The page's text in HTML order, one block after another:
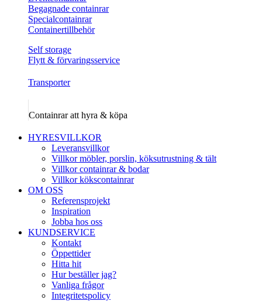
Begagnade containrar
Specialcontainrar
Containertillbehör
Self storage
Flytt & förvaringsservice
Transporter
Containrar att hyra & köpa
HYRESVILLKOR
Leveransvillkor
Villkor möbler, porslin, köksutrustning & tält
Villkor containrar & bodar
Villkor kökscontainrar
OM OSS
Referensprojekt
Inspiration
Jobba hos oss
KUNDSERVICE
Kontakt
Öppettider
Hitta hit
Hur beställer jag?
Vanliga frågor
Integritetspolicy